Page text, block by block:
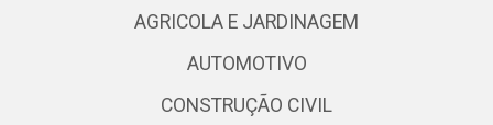
AGRICOLA E JARDINAGEM
AUTOMOTIVO
CONSTRUÇÃO CIVIL